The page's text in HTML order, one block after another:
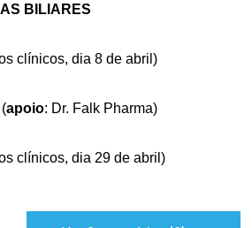
BILIARES
clínicos, dia 8 de abril)
(apoio: Dr. Falk Pharma)
clínicos, dia 29 de abril)